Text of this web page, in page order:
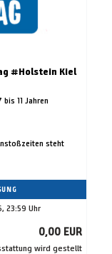
#Holstein Kiel
11 Jahren
steht
23:59 Uhr
0,00 EUR
wird gestellt